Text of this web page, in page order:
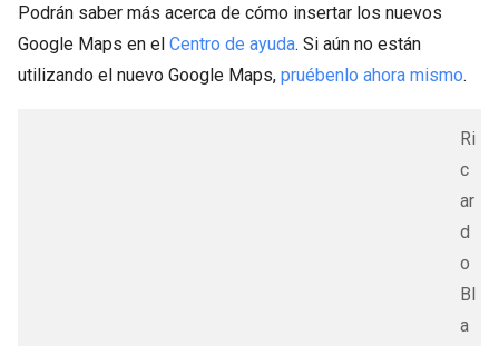
Podrán saber más acerca de cómo insertar los nuevos
Google Maps en el Centro de ayuda. Si aún no están
utilizando el nuevo Google Maps, pruébenlo ahora mismo.
Ri
c
ar
d
o
Bl
a